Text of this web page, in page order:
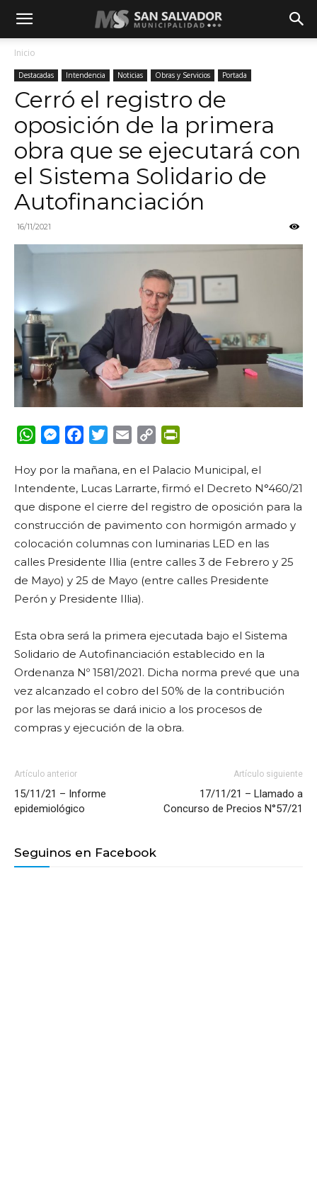
Inicio
Destacadas Intendencia Noticias Obras y Servicios Portada
Cerró el registro de
oposición de la primera
obra que se ejecutará con
el Sistema Solidario de
Autofinanciación
16/11/2021
WhatsApp
Messenger
FacebookTwitterEmail Copy
Hoy por la mañana, en el Palacio Municipal, el
Intendente, Lucas Larrarte, firmó el Decreto N°460/21
que dispone el cierre del registro de oposición para la
construcción de pavimento con hormigón armado y
colocación columnas con luminarias LED en las
calles Presidente Illia (entre calles 3 de Febrero y 25
de Mayo) y 25 de Mayo (entre calles Presidente
Perón y Presidente Illia).
Esta obra será la primera ejecutada bajo el Sistema
Solidario de Autofinanciación establecido en la
Ordenanza Nº 1581/2021. Dicha norma prevé que una
vez alcanzado el cobro del 50% de la contribución
por las mejoras se dará inicio a los procesos de
compras y ejecución de la obra.
Artículo anterior
15/11/21 – Informe
epidemiológico
Artículo siguiente
17/11/21 – Llamado a
Concurso de Precios N°57/21
Seguinos en Facebook